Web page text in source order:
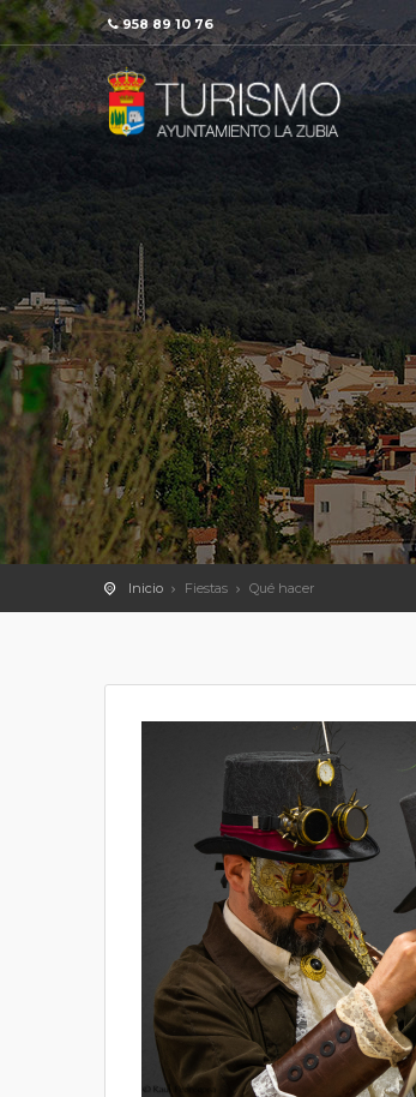
958 89 10 76
Inicio Fiestas Qué hacer